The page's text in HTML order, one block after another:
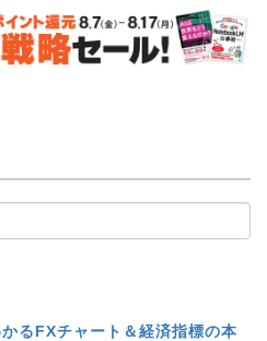
るFXチャート＆経済指標の本